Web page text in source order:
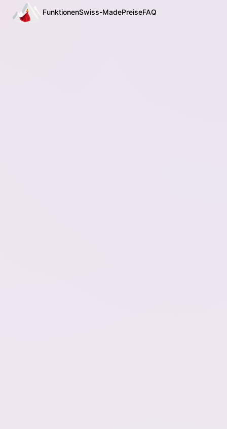
FunktionenSwiss-MadePreiseFAQ